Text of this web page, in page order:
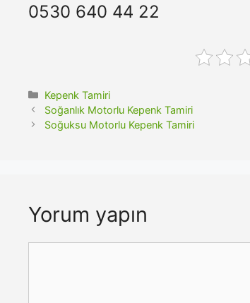
0530 640 44 22
Kategoriler
Kepenk Tamiri
Soğanlık Motorlu Kepenk Tamiri
Soğuksu Motorlu Kepenk Tamiri
Yorum yapın